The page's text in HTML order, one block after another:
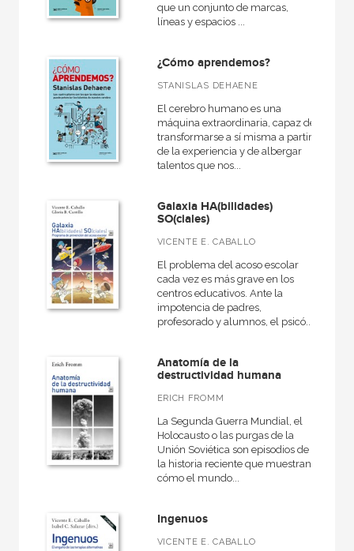
que un conjunto de marcas,
líneas y espacios ...
¿Cómo aprendemos?
STANISLAS DEHAENE
El cerebro humano es una
máquina extraordinaria, capaz de
transformarse a sí misma a partir
de la experiencia y de albergar
talentos que nos...
Galaxia HA(bilidades)
SO(ciales)
VICENTE E. CABALLO
El problema del acoso escolar
cada vez es más grave en los
centros educativos. Ante la
impotencia de padres,
profesorado y alumnos, el psicó...
Anatomía de la
destructividad humana
ERICH FROMM
La Segunda Guerra Mundial, el
Holocausto o las purgas de la
Unión Soviética son episodios de
la historia reciente que muestran
cómo el mundo...
Ingenuos
VICENTE E. CABALLO